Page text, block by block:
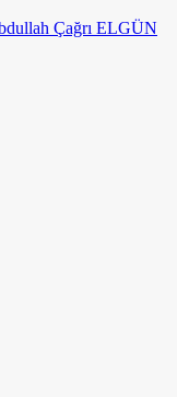
Çağrı ELGÜN